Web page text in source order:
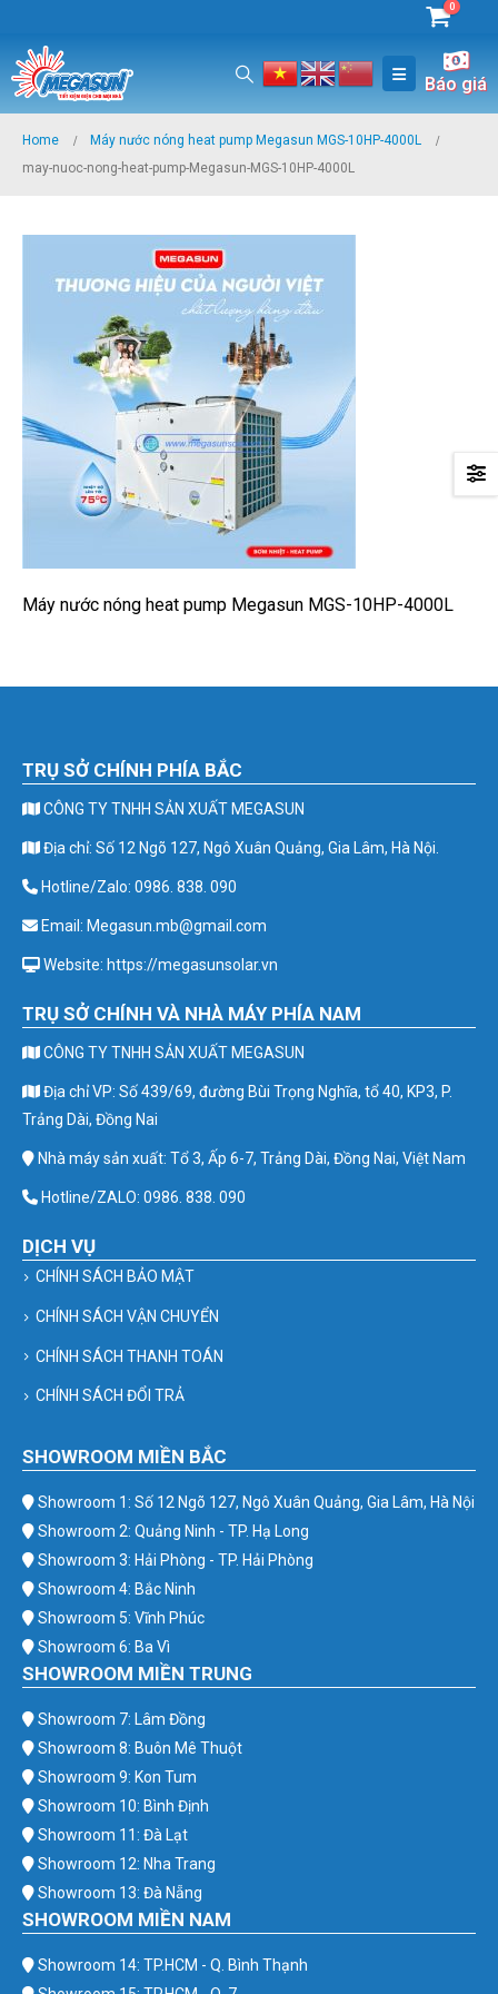
0
Báo giá
Home
Máy nước nóng heat pump Megasun MGS-10HP-4000L
may-nuoc-nong-heat-pump-Megasun-MGS-10HP-4000L
Máy nước nóng heat pump Megasun MGS-10HP-4000L
TRỤ SỞ CHÍNH PHÍA BẮC
CÔNG TY TNHH SẢN XUẤT MEGASUN
Địa chỉ: Số 12 Ngõ 127, Ngô Xuân Quảng, Gia Lâm, Hà Nội.
Hotline/Zalo: 0986. 838. 090
Email: Megasun.mb@gmail.com
Website: https://megasunsolar.vn
TRỤ SỞ CHÍNH VÀ NHÀ MÁY PHÍA NAM
CÔNG TY TNHH SẢN XUẤT MEGASUN
Địa chỉ VP: Số 439/69, đường Bùi Trọng Nghĩa, tổ 40, KP3, P.
Trảng Dài, Đồng Nai
Nhà máy sản xuất: Tổ 3, Ấp 6-7, Trảng Dài, Đồng Nai, Việt Nam
Hotline/ZALO: 0986. 838. 090
DỊCH VỤ
CHÍNH SÁCH BẢO MẬT
CHÍNH SÁCH VẬN CHUYỂN
CHÍNH SÁCH THANH TOÁN
CHÍNH SÁCH ĐỔI TRẢ
SHOWROOM MIỀN BẮC
Showroom 1: Số 12 Ngõ 127, Ngô Xuân Quảng, Gia Lâm, Hà Nội
Showroom 2: Quảng Ninh - TP. Hạ Long
Showroom 3: Hải Phòng - TP. Hải Phòng
Showroom 4: Bắc Ninh
Showroom 5: Vĩnh Phúc
Showroom 6: Ba Vì
SHOWROOM MIỀN TRUNG
Showroom 7: Lâm Đồng
Showroom 8: Buôn Mê Thuột
Showroom 9: Kon Tum
Showroom 10: Bình Định
Showroom 11: Đà Lạt
Showroom 12: Nha Trang
Showroom 13: Đà Nẵng
SHOWROOM MIỀN NAM
Showroom 14: TP.HCM - Q. Bình Thạnh